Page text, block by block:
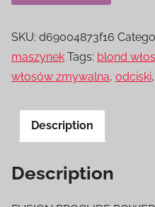
SKU: d69004873f16
maszynek Tags: blond
włosów zmywalna, odciski,
Description
Description